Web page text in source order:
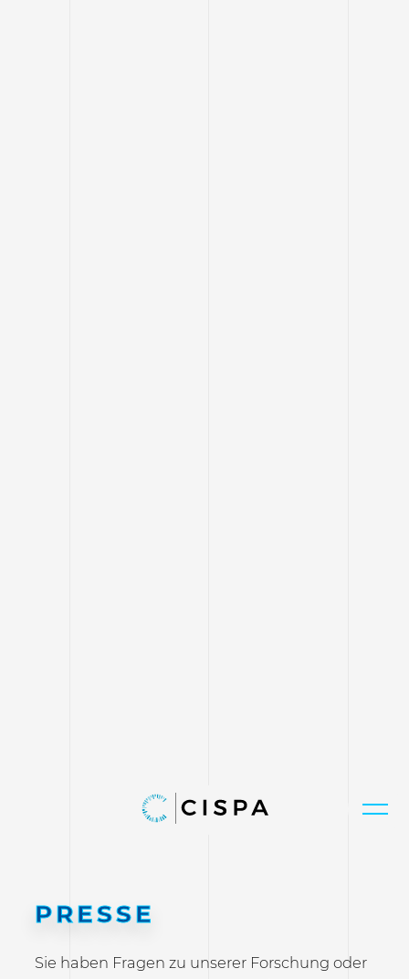
PRESSE
Sie haben Fragen zu unserer Forschung oder